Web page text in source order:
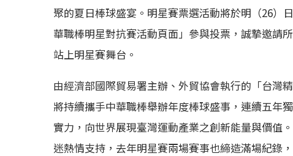
聚的夏日棒球盛宴。明星賽票選活動將於明（26）
華職棒明星對抗賽活動頁面」參與投票，誠摯邀請
站上明星賽舞台。
由經濟部國際貿易署主辦、外貿協會執行的「台灣
將持續攜手中華職棒舉辦年度棒球盛事，連續五年
實力，向世界展現臺灣運動產業之創新能量與價值
迷熱情支持，去年明星賽兩場賽事也締造滿場紀錄